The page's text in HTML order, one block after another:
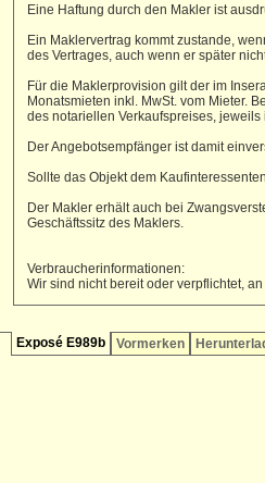
Eine Haftung durch den Makler ist
Ein Maklervertrag kommt zustande,
des Vertrages, auch wenn er später
Für die Maklerprovision gilt der im
Monatsmieten inkl. MwSt. vom Mieter.
des notariellen Verkaufspreises,
Der Angebotsempfänger ist damit
Sollte das Objekt dem
Der Makler erhält auch bei
Geschäftssitz des Maklers.
Verbraucherinformationen:
Wir sind nicht bereit oder verpflichtet,
Exposé E989b Vormerken